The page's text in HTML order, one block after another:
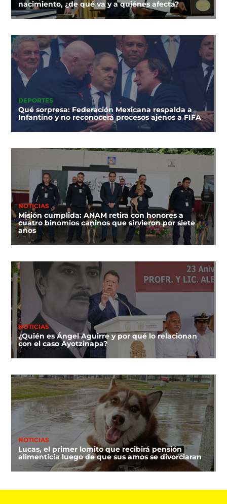
nacimiento, ¿de qué va y a quiénes afecta?
DEPORTES
Qué sorpresa: Federación Mexicana respalda a
Infantino y no reconocerá procesos ajenos a FIFA
NOTICIAS
Misión cumplida: ANAM retira con honores a
cuatro binomios caninos que sirvieron por siete
años
NOTICIAS
¿Quién es Ángel Aguirre y por qué lo relacionan
con el caso Ayotzinapa?
NOTICIAS
Lucas, el primer lomito que recibirá pensión
alimenticia luego de que sus amos se divorciaran